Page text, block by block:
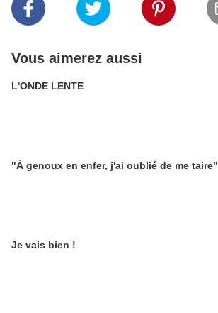
Vous aimerez aussi
L'ONDE LENTE
"À genoux en enfer, j'ai oublié de me taire"
Je vais bien !